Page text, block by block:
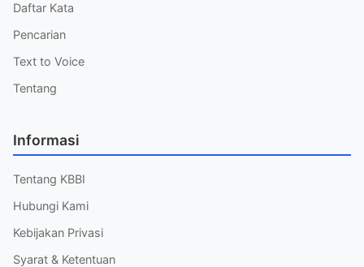
Daftar Kata
Pencarian
Text to Voice
Tentang
Informasi
Tentang KBBI
Hubungi Kami
Kebijakan Privasi
Syarat & Ketentuan